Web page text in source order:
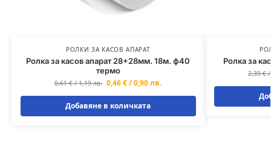
РОЛКИ ЗА КАСОВ АПАРАТ
Ролка за касов апарат 28+28мм. 18м. ф40
термо
0,61€ /1,19лв. 0,46€/0,90лв.
Добавяне в количката
Ролка за
2,39€